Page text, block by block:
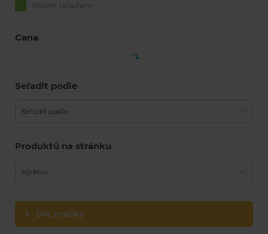
Pouze skladem
Cena
Seřadit podle
Seřadit podle
Produktů na stránku
Výchozí
Dle značky